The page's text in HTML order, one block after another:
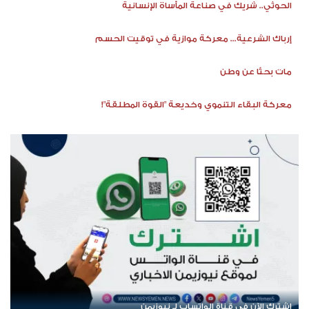
الحوثي.. شريك في صناعة المأساة الإنسانية
إرباك الشرعية... معركة موازية في توقيت الحسم
مات بحثًا عن وطن
معركة البقاء التنموي وخديعة "القوة المطلقة"!
اشترك الآن في قناة الواتساب لـ نيوزيمن